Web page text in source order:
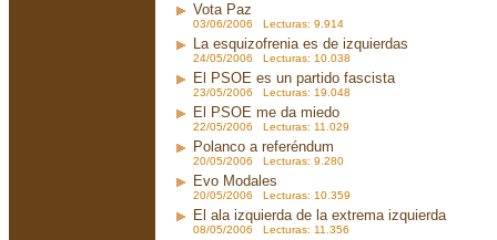
Vota Paz
03/06/2006 Lecturas: 9.914
La esquizofrenia es de izquierdas
24/05/2006 Lecturas: 10.038
El PSOE es un partido fascista
23/05/2006 Lecturas: 19.048
El PSOE me da miedo
22/05/2006 Lecturas: 11.029
Polanco a referéndum
20/05/2006 Lecturas: 9.280
Evo Modales
20/05/2006 Lecturas: 10.359
El ala izquierda de la extrema izquierda
08/05/2006 Lecturas: 11.356